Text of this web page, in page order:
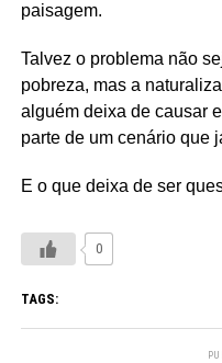
paisagem.
Talvez o problema não
pobreza, mas a
alguém deixa de causar
parte de um cenário que
E o que deixa de ser
0
TAGS: